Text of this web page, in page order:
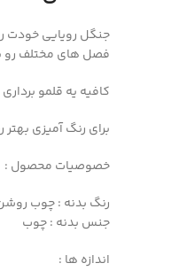
جنگل رویایی خودت
فصل های مختلف رو
کافیه یه قلمو
برای رنگ آمیزی
خصوصیات محصول :
رنگ بدنه : چوب
جنس بدنه : چوب
اندازه ها :